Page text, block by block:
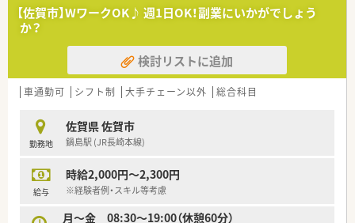
【佐賀市】WワークOK♪ 週1日OK！副業にいかがでしょう
か？
検討リストに追加
車通勤可 シフト制 大手チェーン以外 総合科目
勤務地
佐賀県 佐賀市
鍋島駅 (JR長崎本線)
給与
時給2,000円～2,300円
※経験者例・スキル等考慮
月〜金 08:30〜19:00（休憩60分）